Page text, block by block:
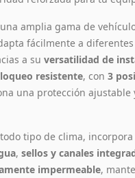
amplia gama de
fácilmente a diferentes
a su versatilidad de
resistente, con 3
una protección ajustable
tipo de clima, incorpora
, sellos y canales
impermeable,